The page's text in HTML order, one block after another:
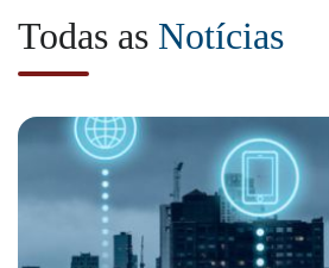
Todas as Notícias